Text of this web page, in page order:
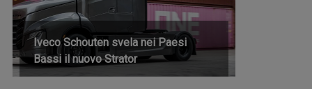
Iveco Schouten svela nei Paesi
Bassi il nuovo Strator